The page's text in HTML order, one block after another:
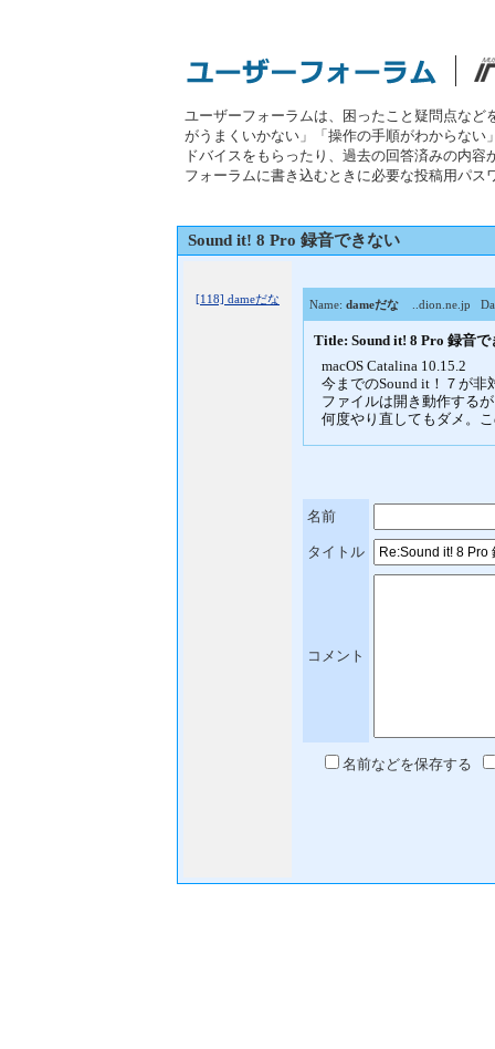
ユーザーフォーラムは、困ったこと疑問点な
がうまくいかない」「操作の手順がわからな
ドバイスをもらったり、過去の回答済みの内
フォーラムに書き込むときに必要な投稿用パス
Sound it! 8 Pro 録音できない
[118] dameだな Name: dameだな ..dion.ne.jp
Title: Sound it! 8 Pro 録音で
macOS Catalina 10.15.2
今までのSound it！７が非
ファイルは開き動作する
何度やり直してもダメ。
名前
タイトル
コメント
名前などを保存する